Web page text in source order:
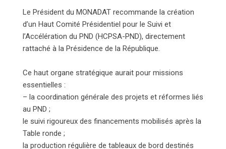
Le Président du MONADAT recommande la création
d’un Haut Comité Présidentiel pour le Suivi et
l’Accélération du PND (HCPSA-PND), directement
rattaché à la Présidence de la République.
Ce haut organe stratégique aurait pour missions
essentielles :
– la coordination générale des projets et réformes liés
au PND ;
le suivi rigoureux des financements mobilisés après la
Table ronde ;
la production régulière de tableaux de bord destinés